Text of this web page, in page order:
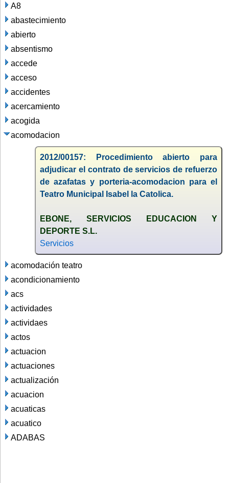
A8
abastecimiento
abierto
absentismo
accede
acceso
accidentes
acercamiento
acogida
acomodacion
2012/00157: Procedimiento abierto para
adjudicar el contrato de servicios de refuerzo
de azafatas y porteria-acomodacion para el
Teatro Municipal Isabel la Catolica.
EBONE, SERVICIOS EDUCACION Y
DEPORTE S.L.
Servicios
acomodación teatro
acondicionamiento
acs
actividades
actividaes
actos
actuacion
actuaciones
actualización
acuacion
acuaticas
acuatico
ADABAS